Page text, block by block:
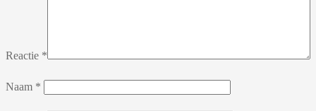
Reactie *
Naam *